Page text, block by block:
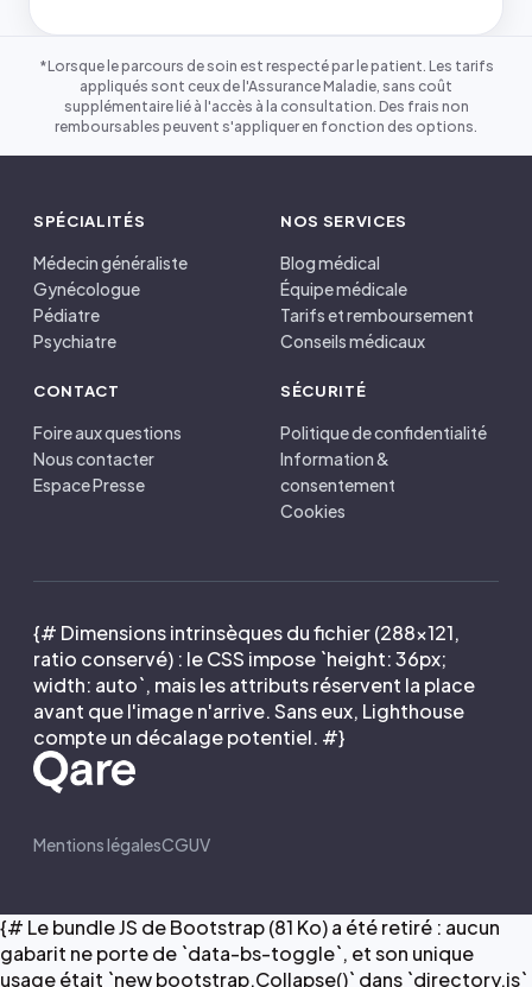
*Lorsque le parcours de soin est respecté par le patient. Les tarifs
appliqués sont ceux de l'Assurance Maladie, sans coût
supplémentaire lié à l'accès à la consultation. Des frais non
remboursables peuvent s'appliquer en fonction des options.
SPÉCIALITÉS
Médecin généraliste
Gynécologue
Pédiatre
Psychiatre
NOS SERVICES
Blog médical
Équipe médicale
Tarifs et remboursement
Conseils médicaux
CONTACT
Foire aux questions
Nous contacter
Espace Presse
SÉCURITÉ
Politique de confidentialité
Information &
consentement
Cookies
{# Dimensions intrinsèques du fichier (288×121,
ratio conservé) : le CSS impose `height: 36px;
width: auto`, mais les attributs réservent la place
avant que l'image n'arrive. Sans eux, Lighthouse
compte un décalage potentiel. #}
Mentions légalesCGUV
{# Le bundle JS de Bootstrap (81 Ko) a été retiré : aucun
gabarit ne porte de `data-bs-toggle`, et son unique
usage était `new bootstrap.Collapse()` dans `directory.js`